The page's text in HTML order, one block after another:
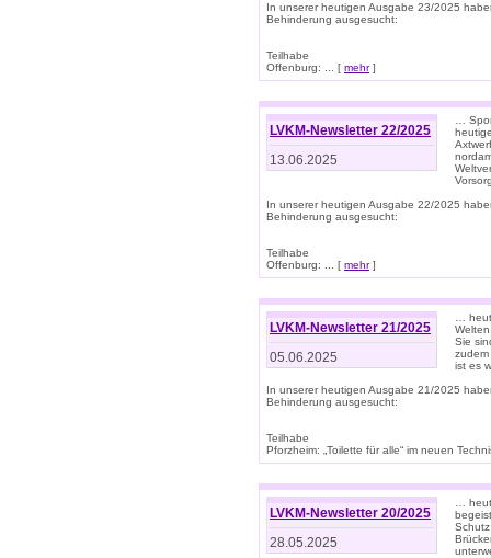
In unserer heutigen Ausgabe 23/2025
Behinderung ausgesucht:
Teilhabe
Offenburg: ... [ mehr]
LVKM-Newsletter 22/2025
13.06.2025
…
In unserer heutigen Ausgabe 22/2025
Behinderung ausgesucht:
Teilhabe
Offenburg: ... [ mehr]
LVKM-Newsletter 21/2025
05.06.2025
…
Sie
ist es
In unserer heutigen Ausgabe 21/2025
Behinderung ausgesucht:
Teilhabe
Pforzheim: „Toilette für alle“ im neuen
LVKM-Newsletter 20/2025
28.05.2025
…